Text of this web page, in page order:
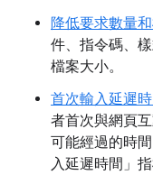
降低要求數量
件、指令碼、
檔案大小。
首次輸入延遲
者首次與網頁
可能經過的時
入延遲時間」